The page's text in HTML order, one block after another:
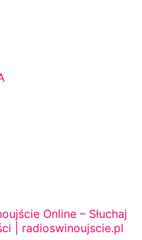
Online – Słuchaj
| radioswinoujscie.pl